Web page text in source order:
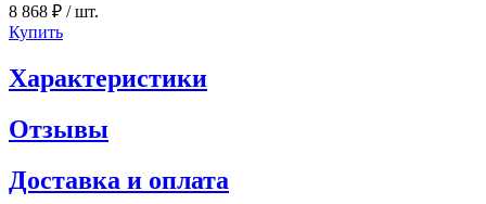
8 868 ₽ / шт.
Купить
Характеристики
Отзывы
Доставка и оплата